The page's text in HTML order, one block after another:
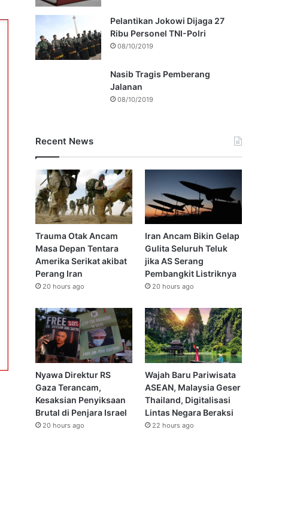
Pelantikan Jokowi Dijaga 27
Ribu Personel TNI-Polri
08/10/2019
Nasib Tragis Pemberang
Jalanan
08/10/2019
Recent News
Trauma Otak Ancam
Masa Depan Tentara
Amerika Serikat akibat
Perang Iran
20 hours ago
Iran Ancam Bikin Gelap
Gulita Seluruh Teluk
jika AS Serang
Pembangkit Listriknya
20 hours ago
Nyawa Direktur RS
Gaza Terancam,
Kesaksian Penyiksaan
Brutal di Penjara Israel
20 hours ago
Wajah Baru Pariwisata
ASEAN, Malaysia Geser
Thailand, Digitalisasi
Lintas Negara Beraksi
22 hours ago